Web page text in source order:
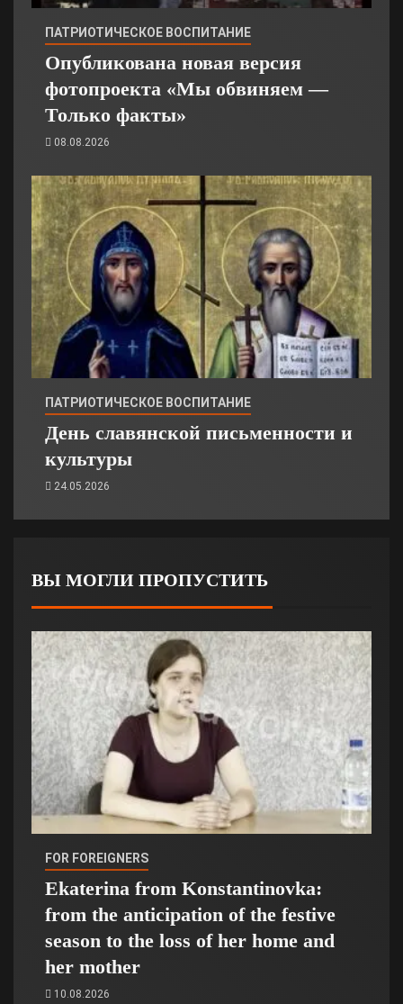
ПАТРИОТИЧЕСКОЕ ВОСПИТАНИЕ
Опубликована новая версия
фотопроекта «Мы обвиняем —
Только факты»
08.08.2026
ПАТРИОТИЧЕСКОЕ ВОСПИТАНИЕ
День славянской письменности и
культуры
24.05.2026
ВЫ МОГЛИ ПРОПУСТИТЬ
FOR FOREIGNERS
Ekaterina from Konstantinovka:
from the anticipation of the festive
season to the loss of her home and
her mother
10.08.2026